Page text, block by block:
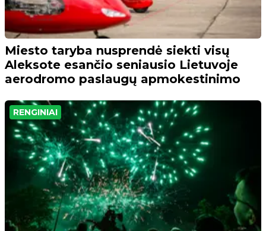
Miesto taryba nusprendė siekti visų
Aleksote esančio seniausio Lietuvoje
aerodromo paslaugų apmokestinimo
RENGINIAI